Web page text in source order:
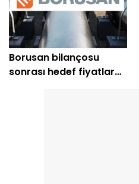
Borusan bilançosu
sonrası hedef fiyatlar